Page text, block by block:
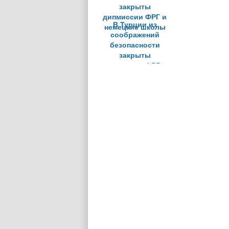
В Турции из
соображений
безопасности
закрыты
дипмиссии ФРГ и